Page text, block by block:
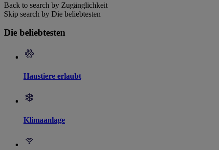
Back to search by Zugänglichkeit
Skip search by Die beliebtesten
Die beliebtesten
Haustiere erlaubt
Klimaanlage